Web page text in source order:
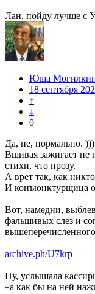
Лан, пойду лучше с
Юша
18 сентября
↑
↓
0
Да, не, нормально. )))
Вшивая зажигает не
стихи, что прозу.
А врет так, как
И конъюнктурщица
Вот, намедни,
фальшивых слез и
archive.ph/U7krp
Ну, услышала
«а как бы на ней